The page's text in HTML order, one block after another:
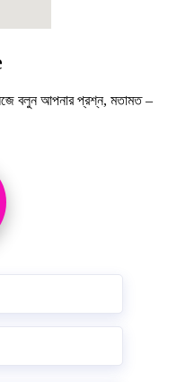
বলুন আপনার প্রশ্ন, মতামত –